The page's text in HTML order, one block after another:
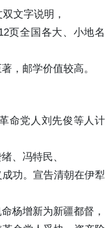
文字说明，
页全国各大、小地名
，邮学价值较高。
命党人刘先俊等人计
、冯特民、
功。宣告清朝在伊犁
杨增新为新疆都督，